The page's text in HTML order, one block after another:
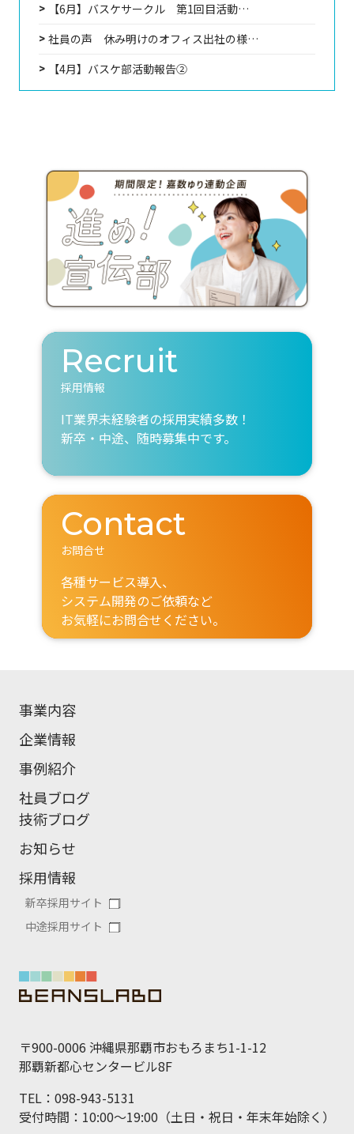
【6月】バスケサークル 第1回目活動…
社員の声 休み明けのオフィス出社の様…
【4月】バスケ部活動報告②
Recruit
採用情報
IT業界未経験者の採用実績多数！
新卒・中途、随時募集中です。
Contact
お問合せ
各種サービス導入、
システム開発のご依頼など
お気軽にお問合せください。
事業内容
企業情報
事例紹介
社員ブログ
技術ブログ
お知らせ
採用情報
新卒採用サイト
中途採用サイト
〒900-0006 沖縄県那覇市おもろまち1-1-12
那覇新都心センタービル8F
TEL：098-943-5131
受付時間：10:00～19:00（土日・祝日・年末年始除く）